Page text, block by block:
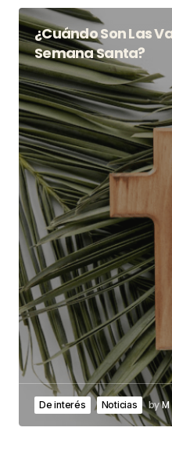
¿Cuándo Son Las
Semana Santa?
De interés Noticias byM